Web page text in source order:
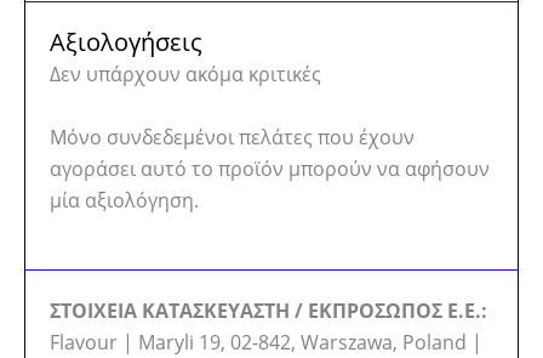
Αξιολογήσεις
Δεν υπάρχουν ακόμα κριτικές
Μόνο συνδεδεμένοι πελάτες που έχουν
αγοράσει αυτό το προϊόν μπορούν να αφήσουν
μία αξιολόγηση.
ΣΤΟΙΧΕΙΑ ΚΑΤΑΣΚΕΥΑΣΤΗ / ΕΚΠΡΟΣΩΠΟΣ Ε.Ε.:
Flavour | Maryli 19, 02-842, Warszawa, Poland |